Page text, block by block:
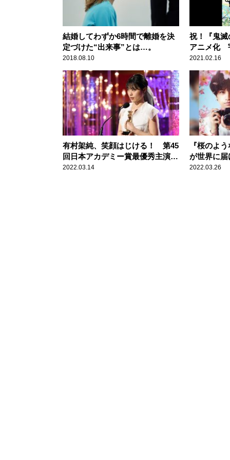
結婚してわずか6時間で離婚を決
定づけた“出来事”とは…。
2018.08.10
祝！『鬼
アニメ化
ぎる！！
2021.02.16
有村架純、笑顔はじける！ 第45
回日本アカデミー賞最優秀主演女
優賞受賞
2022.03.14
『桜のよ
が世界に
い恋
2022.03.26